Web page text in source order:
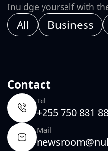
Inuldge yourself with
All Business
Contact
Tel
+255 750 881
Mail